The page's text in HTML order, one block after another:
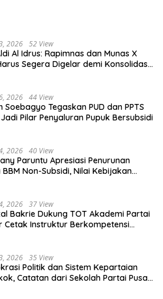
2026 52 View
Al Idrus: Rapimnas dan Munas X
Segera Digelar demi Konsolidasi
2026 44 View
Soebagyo Tegaskan PUD dan PPTS
Pilar Penyaluran Pupuk Bersubsidi
2026 40 View
Paruntu Apresiasi Penurunan
Non-Subsidi, Nilai Kebijakan
2026 37 View
Bakrie Dukung TOT Akademi Partai
Cetak Instruktur Berkompetensi
2026 35 View
Politik dan Sistem Kepartaian
Catatan dari Sekolah Partai Pusat